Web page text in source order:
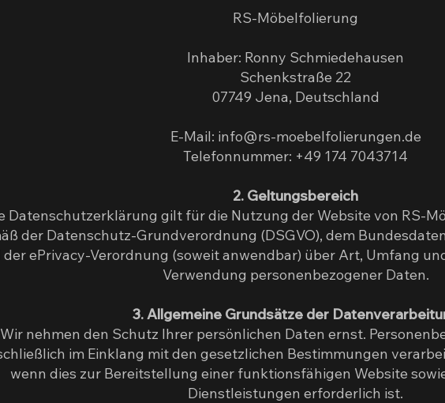
RS-Möbelfolierung
Inhaber: Ronny Schmiedehausen
Schenkstraße 22
07749 Jena, Deutschland
E-Mail: info@rs-moebelfolierungen.de
Telefonnummer: +49 174 7043714
2. Geltungsbereich
Datenschutzerklärung gilt für die Nutzung der Website von RS-
der Datenschutz-Grundverordnung (DSGVO), dem
der ePrivacy-Verordnung (soweit anwendbar) über Art, Umfang
Verwendung personenbezogener Daten.
3. Allgemeine Grundsätze der
Wir nehmen den Schutz Ihrer persönlichen Daten ernst.
im Einklang mit den gesetzlichen Bestimmungen
wenn dies zur Bereitstellung einer funktionsfähigen Website
Dienstleistungen erforderlich ist.